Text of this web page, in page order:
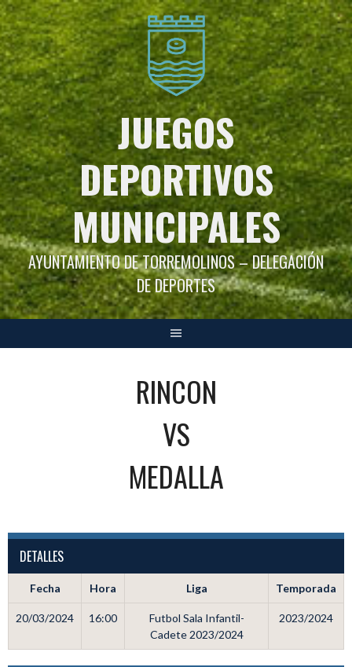
Saltar
al
contenido
JUEGOS
DEPORTIVOS
MUNICIPALES
AYUNTAMIENTO DE TORREMOLINOS – DELEGACIÓN
DE DEPORTES
RINCON
VS
MEDALLA
DETALLES
Fecha Hora Liga Temporada
20/03/2024 16:00
Futbol Sala Infantil-
Cadete 2023/2024
2023/2024